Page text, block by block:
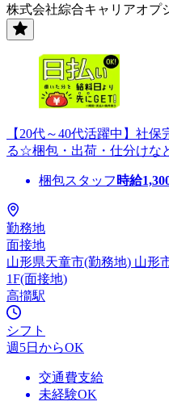
株式会社綜合キャリアオプ
【20代～40代活躍中】社
る☆梱包・出荷・仕分けな
梱包スタッフ 時給
勤務地
面接地
山形県天童市(勤務地) 山形
1F(面接地)
高擶駅
シフト
週5日からOK
交通費支給
未経験OK